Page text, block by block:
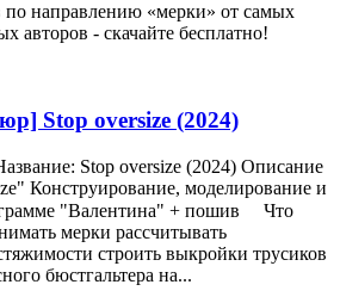
направлению «мерки» от самых
авторов - скачайте бесплатно!
Stop oversize (2024)
Stop oversize (2024) Описание
Конструирование, моделирование и
"Валентина" + пошив ⠀ Что
мерки рассчитывать
строить выкройки трусиков
бюстгальтера на...